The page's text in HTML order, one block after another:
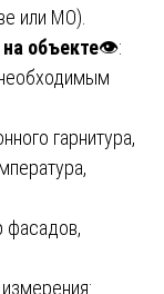
или МО).
объекте👁️:
гарнитура,
фасадов,